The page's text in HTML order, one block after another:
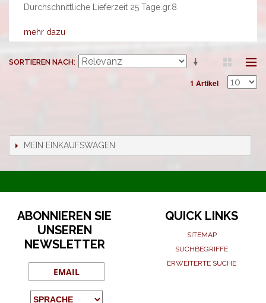
Durchschnittliche Lieferzeit 25 Tage.gr.8.
mehr dazu
SORTIEREN NACH
1 Artikel
MEIN EINKAUFSWAGEN
ABONNIEREN SIE
UNSEREN
NEWSLETTER
QUICK LINKS
SITEMAP
SUCHBEGRIFFE
ERWEITERTE SUCHE